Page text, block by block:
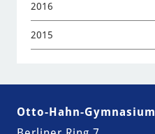
2016
2015
Otto-Hahn-Gymnasium